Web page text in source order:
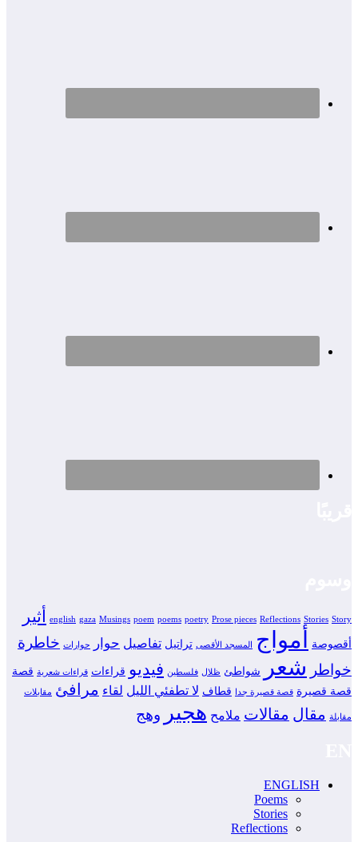
english gaza Musings poem poems poetry Prose pieces Reflections Stories Story أثير
أقصوصة أمواج المسجد الأقصى تراتيل تفاصيل حوار حوارات خاطرة
خواطر شعر شواطئ ظلال فلسطين فيديو قراءات قراءات شعرية قصة
قصة قصيرة قصة قصيرة جدا قطاف لا تطفئي الليل لقاء مرافئ مقابلات
مقابلة مقال مقالات ملامح هجير وهج
ENGLISH
Poems
Stories
Reflections